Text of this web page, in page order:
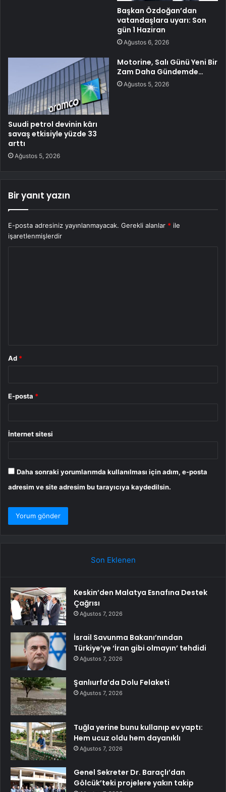
Başkan Özdoğan’dan
vatandaşlara uyarı: Son
gün 1 Haziran
Ağustos 6, 2026
Suudi petrol devinin kârı
savaş etkisiyle yüzde 33
arttı
Ağustos 5, 2026
Motorine, Salı Günü Yeni Bir
Zam Daha Gündemde…
Ağustos 5, 2026
Bir yanıt yazın
E-posta adresiniz yayınlanmayacak. Gerekli alanlar * ile
işaretlenmişlerdir
Ad *
E-posta *
İnternet sitesi
Daha sonraki yorumlarımda kullanılması için adım, e-posta
adresim ve site adresim bu tarayıcıya kaydedilsin.
Son Eklenen
Keskin’den Malatya Esnafına Destek
Çağrısı
Ağustos 7, 2026
İsrail Savunma Bakanı’nından
Türkiye’ye ‘İran gibi olmayın’ tehdidi
Ağustos 7, 2026
Şanlıurfa’da Dolu Felaketi
Ağustos 7, 2026
Tuğla yerine bunu kullanıp ev yaptı:
Hem ucuz oldu hem dayanıklı
Ağustos 7, 2026
Genel Sekreter Dr. Baraçlı’dan
Gölcük’teki projelere yakın takip